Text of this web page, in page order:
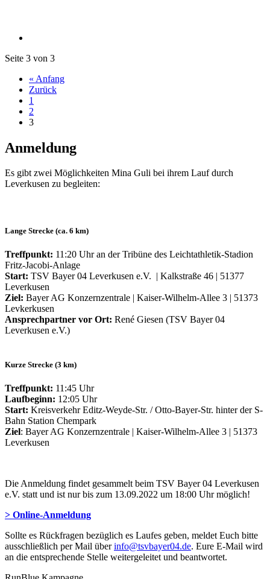
Seite 3 von 3
« Anfang
Zurück
1
2
3
Anmeldung
Es gibt zwei Möglichkeiten Mina Guli bei ihrem Lauf durch
Leverkusen zu begleiten:
Lange Strecke (ca. 6 km)
Treffpunkt: 11:20 Uhr an der Tribüne des Leichtathletik-Stadion
Fritz-Jacobi-Anlage
Start: TSV Bayer 04 Leverkusen e.V. | Kalkstraße 46 | 51377
Leverkusen
Ziel: Bayer AG Konzernzentrale | Kaiser-Wilhelm-Allee 3 | 51373
Levkerkusen
Ansprechpartner vor Ort: René Giesen (TSV Bayer 04
Leverkusen e.V.)
Kurze Strecke (3 km)
Treffpunkt: 11:45 Uhr
Laufbeginn: 12:05 Uhr
Start: Kreisverkehr Editz-Weyde-Str. / Otto-Bayer-Str. hinter der S-
Bahn Station Chempark
Ziel: Bayer AG Konzernzentrale | Kaiser-Wilhelm-Allee 3 | 51373
Leverkusen
Die Anmeldung findet gesammelt beim TSV Bayer 04 Leverkusen
e.V. statt und ist nur bis zum 13.09.2022 um 18:00 Uhr möglich!
> Online-Anmeldung
Sollte es Rückfragen bezüglich es Laufes geben, meldet Euch bitte
ausschließlich per Mail überinfo@tsvbayer04.de. Eure E-Mail wird
an die entsprechende Stelle weitergeleitet und beantwortet.